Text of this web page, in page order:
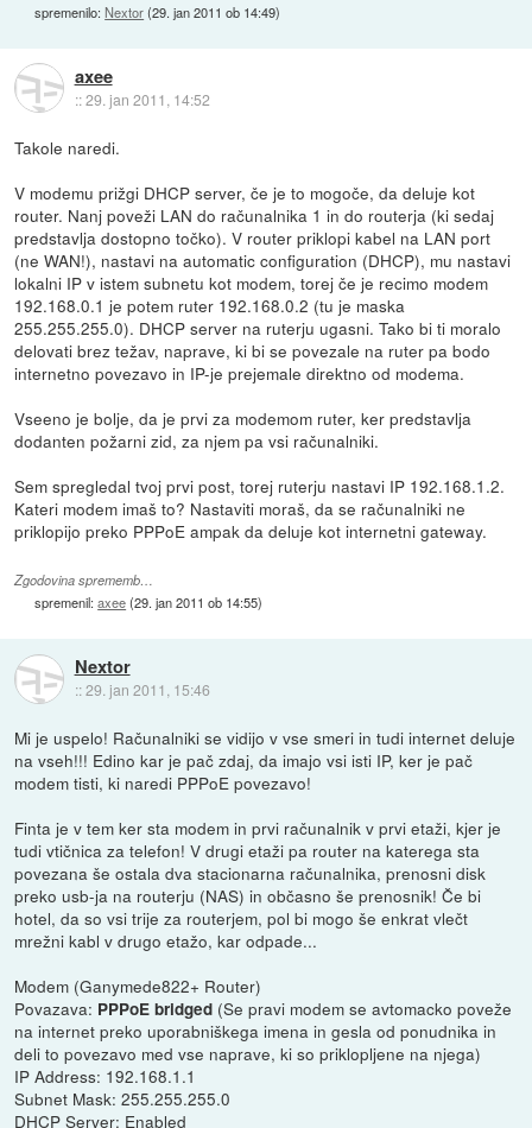
spremenilo:Nextor(29. jan 2011 ob 14:49)
axee
::29. jan 2011, 14:52
Takole naredi.
V modemu prižgi DHCP server, če je to mogoče, da deluje kot
router. Nanj poveži LAN do računalnika 1 in do routerja (ki sedaj
predstavlja dostopno točko). V router priklopi kabel na LAN port
(ne WAN!), nastavi na automatic configuration (DHCP), mu nastavi
lokalni IP v istem subnetu kot modem, torej če je recimo modem
192.168.0.1 je potem ruter 192.168.0.2 (tu je maska
255.255.255.0). DHCP server na ruterju ugasni. Tako bi ti moralo
delovati brez težav, naprave, ki bi se povezale na ruter pa bodo
internetno povezavo in IP-je prejemale direktno od modema.
Vseeno je bolje, da je prvi za modemom ruter, ker predstavlja
dodanten požarni zid, za njem pa vsi računalniki.
Sem spregledal tvoj prvi post, torej ruterju nastavi IP 192.168.1.2.
Kateri modem imaš to? Nastaviti moraš, da se računalniki ne
priklopijo preko PPPoE ampak da deluje kot internetni gateway.
Zgodovina sprememb…
spremenil:axee(29. jan 2011 ob 14:55)
Nextor
::29. jan 2011, 15:46
Mi je uspelo! Računalniki se vidijo v vse smeri in tudi internet deluje
na vseh!!! Edino kar je pač zdaj, da imajo vsi isti IP, ker je pač
modem tisti, ki naredi PPPoE povezavo!
Finta je v tem ker sta modem in prvi računalnik v prvi etaži, kjer je
tudi vtičnica za telefon! V drugi etaži pa router na katerega sta
povezana še ostala dva stacionarna računalnika, prenosni disk
preko usb-ja na routerju (NAS) in občasno še prenosnik! Če bi
hotel, da so vsi trije za routerjem, pol bi mogo še enkrat vlečt
mrežni kabl v drugo etažo, kar odpade...
Modem (Ganymede822+ Router)
Povazava: PPPoE bridged (Se pravi modem se avtomacko poveže
na internet preko uporabniškega imena in gesla od ponudnika in
deli to povezavo med vse naprave, ki so priklopljene na njega)
IP Address: 192.168.1.1
Subnet Mask: 255.255.255.0
DHCP Server: Enabled